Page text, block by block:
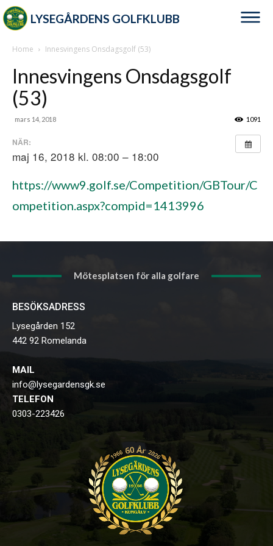
LYSEGÅRDENS GOLFKLUBB
Home Innesvingens Onsdagsgolf (53)
Innesvingens Onsdagsgolf
(53)
mars 14, 2018 1091
NÄR:
maj 16, 2018 kl. 08:00 – 18:00
https://www9.golf.se/Competition/GBTour/C
ompetition.aspx?compid=1413996
Mötesplatsen för alla golfare
BESÖKSADRESS
Lysegården 152
442 92 Romelanda
MAIL
info@lysegardensgk.se
TELEFON
0303-223426